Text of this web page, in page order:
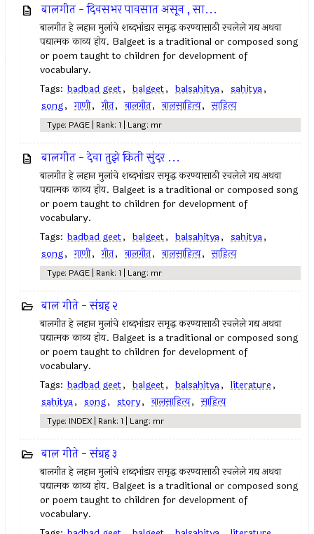
बालगीत - दिवसभर पावसात असून , सा...
बालगीत हे लहान मुलांचे शब्दभांडार समृद्ध करण्यासाठी रचलेले गद्य अथवा
पद्यात्मक काव्य होय. Balgeet is a traditional or composed song
or poem taught to children for development of
vocabulary.
Tags: badbad geet, balgeet, balsahitya, sahitya,
song, गाणी, गीत, बालगीत, बालसाहित्य, साहित्य
Type: PAGE | Rank: 1 | Lang: mr
बालगीत - देवा तुझे किती सुंदर ...
बालगीत हे लहान मुलांचे शब्दभांडार समृद्ध करण्यासाठी रचलेले गद्य अथवा
पद्यात्मक काव्य होय. Balgeet is a traditional or composed song
or poem taught to children for development of
vocabulary.
Tags: badbad geet, balgeet, balsahitya, sahitya,
song, गाणी, गीत, बालगीत, बालसाहित्य, साहित्य
Type: PAGE | Rank: 1 | Lang: mr
बाल गीते - संग्रह २
बालगीत हे लहान मुलांचे शब्दभांडार समृद्ध करण्यासाठी रचलेले गद्य अथवा
पद्यात्मक काव्य होय. Balgeet is a traditional or composed song
or poem taught to children for development of
vocabulary.
Tags: badbad geet, balgeet, balsahitya, literature,
sahitya, song, story, बालसाहित्य, साहित्य
Type: INDEX | Rank: 1 | Lang: mr
बाल गीते - संग्रह ३
बालगीत हे लहान मुलांचे शब्दभांडार समृद्ध करण्यासाठी रचलेले गद्य अथवा
पद्यात्मक काव्य होय. Balgeet is a traditional or composed song
or poem taught to children for development of
vocabulary.